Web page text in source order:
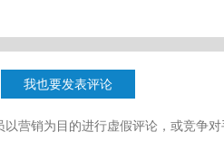
我也要发表评论
营销为目的进行虚假评论，或竞争